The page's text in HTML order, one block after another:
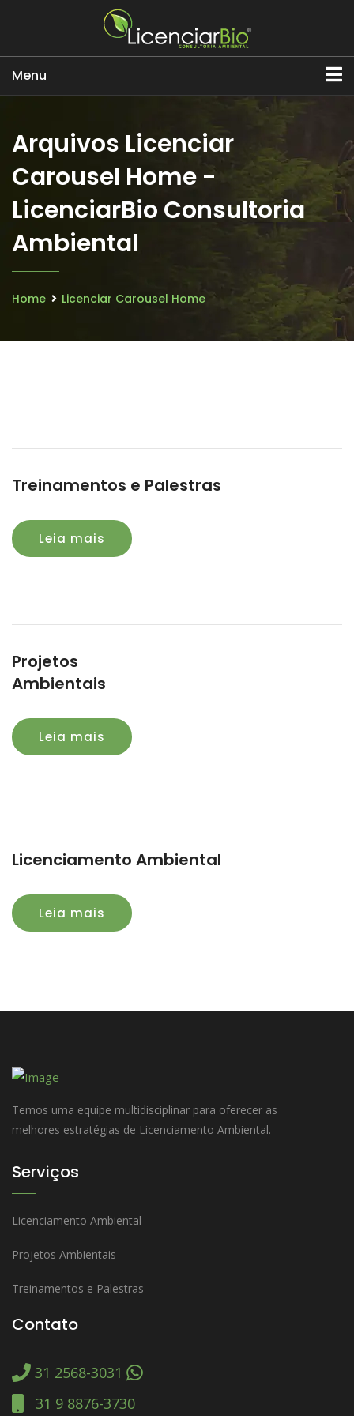
Menu
Arquivos Licenciar
Carousel Home -
LicenciarBio Consultoria
Ambiental
Home Licenciar Carousel Home
Treinamentos e Palestras
Leia mais
Projetos
Ambientais
Leia mais
Licenciamento Ambiental
Leia mais
Temos uma equipe multidisciplinar para oferecer as
melhores estratégias de Licenciamento Ambiental.
Serviços
Licenciamento Ambiental
Projetos Ambientais
Treinamentos e Palestras
Contato
31 2568-3031
31 9 8876-3730